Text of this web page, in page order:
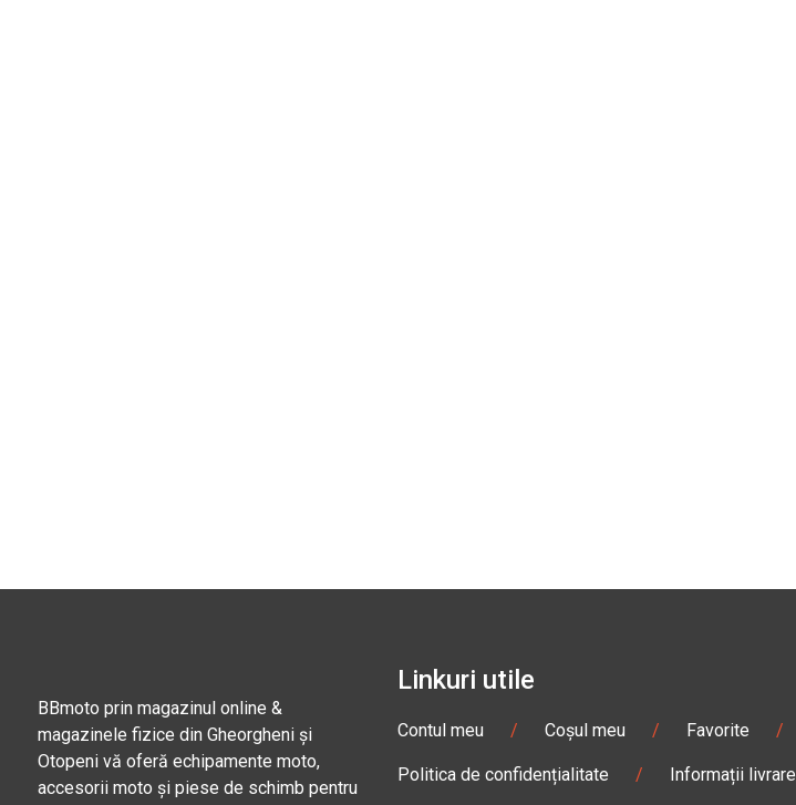
BBmoto prin magazinul online &
magazinele fizice din Gheorgheni și
Otopeni vă oferă echipamente moto,
accesorii moto și piese de schimb pentru
Linkuri utile
Contul meu / Coșul meu / Favorite /
Politica de confidențialitate / Informații livrare